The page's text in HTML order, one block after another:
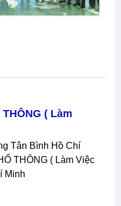
( Làm
THÔNG ( Làm Việc
Minh